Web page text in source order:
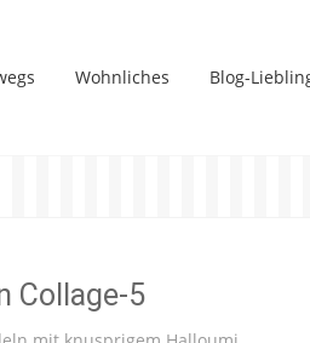
Wohnliches Blog-
Collage-5